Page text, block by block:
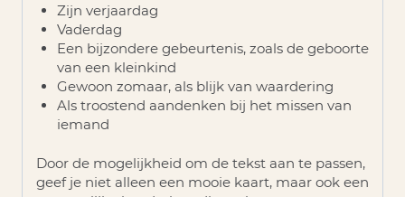
Zijn verjaardag
Vaderdag
Een bijzondere gebeurtenis, zoals de geboorte
van een kleinkind
Gewoon zomaar, als blijk van waardering
Als troostend aandenken bij het missen van
iemand
Door de mogelijkheid om de tekst aan te passen,
geef je niet alleen een mooie kaart, maar ook een